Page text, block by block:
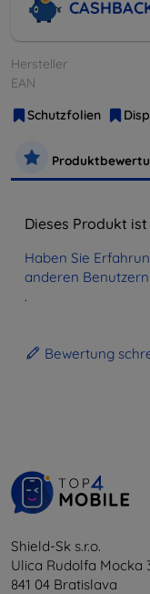
Hersteller
EAN
Schutzfolien
Dieses Produkt
Haben Sie
anderen
.
Bewertung
Shield-Sk s.r.o.
Ulica Rudolfa Mocka
841 04 Bratislava